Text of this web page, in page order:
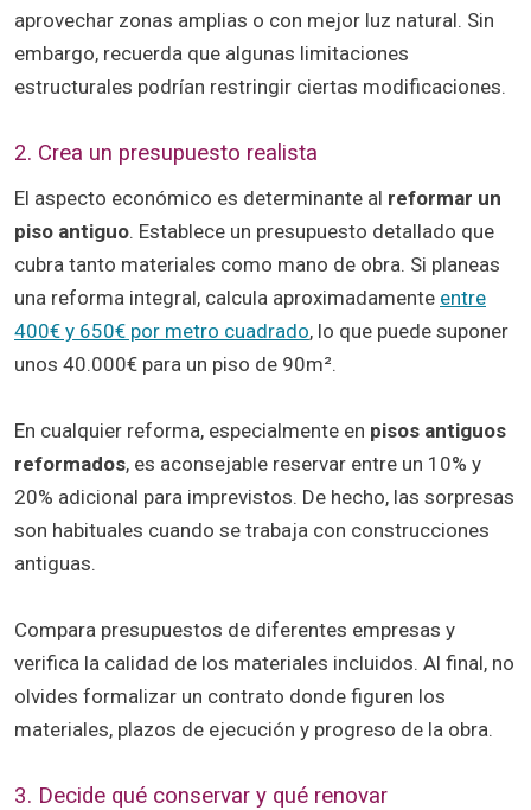
aprovechar zonas amplias o con mejor luz natural. Sin
embargo, recuerda que algunas limitaciones
estructurales podrían restringir ciertas modificaciones.
2. Crea un presupuesto realista
El aspecto económico es determinante al reformar un
piso antiguo. Establece un presupuesto detallado que
cubra tanto materiales como mano de obra. Si planeas
una reforma integral, calcula aproximadamente entre
400€ y 650€ por metro cuadrado, lo que puede suponer
unos 40.000€ para un piso de 90m².
En cualquier reforma, especialmente en pisos antiguos
reformados, es aconsejable reservar entre un 10% y
20% adicional para imprevistos. De hecho, las sorpresas
son habituales cuando se trabaja con construcciones
antiguas.
Compara presupuestos de diferentes empresas y
verifica la calidad de los materiales incluidos. Al final, no
olvides formalizar un contrato donde figuren los
materiales, plazos de ejecución y progreso de la obra.
3. Decide qué conservar y qué renovar